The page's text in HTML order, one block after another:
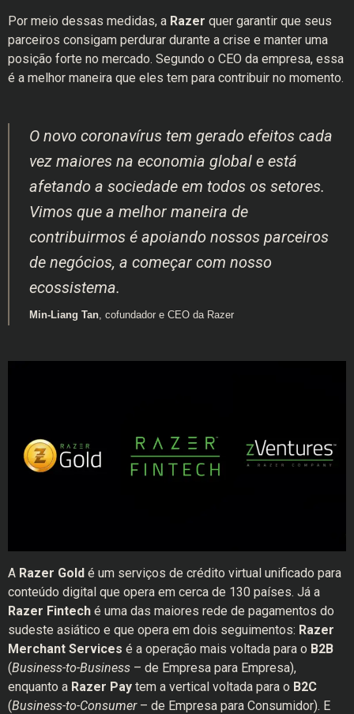
Por meio dessas medidas, a Razer quer garantir que seus
parceiros consigam perdurar durante a crise e manter uma
posição forte no mercado. Segundo o CEO da empresa, essa
é a melhor maneira que eles tem para contribuir no momento.
O novo coronavírus tem gerado efeitos cada
vez maiores na economia global e está
afetando a sociedade em todos os setores.
Vimos que a melhor maneira de
contribuirmos é apoiando nossos parceiros
de negócios, a começar com nosso
ecossistema.
Min-Liang Tan , cofundador e CEO da Razer
A Razer Gold é um serviços de crédito virtual unificado para
conteúdo digital que opera em cerca de 130 países. Já a
Razer Fintech é uma das maiores rede de pagamentos do
sudeste asiático e que opera em dois seguimentos: Razer
Merchant Services é a operação mais voltada para o B2B
(Business-to-Business – de Empresa para Empresa),
enquanto a Razer Pay tem a vertical voltada para o B2C
(Business-to-Consumer– de Empresa para Consumidor). E